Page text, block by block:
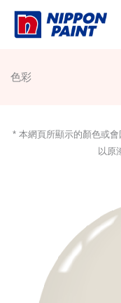
Skip
色彩
* 本網頁所顯示的顏色或
以原